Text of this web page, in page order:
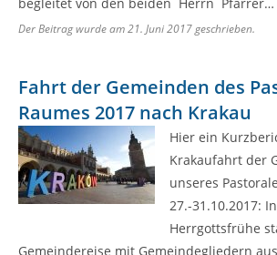
Der Beitrag wurde am21. Juni 2017geschrieben.
Fahrt der Gemeinden des
Raumes 2017 nach Krakau
Hier ein
Krakaufahrt der
unseres
27.-31.10.2017:
Herrgottsfrühe
Gemeindereise mit Gemeindegliedern